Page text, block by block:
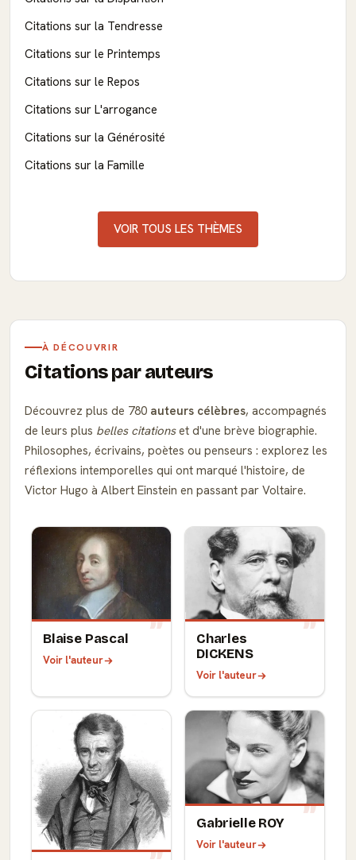
Citations sur la Tendresse
Citations sur le Printemps
Citations sur le Repos
Citations sur L'arrogance
Citations sur la Générosité
Citations sur la Famille
VOIR TOUS LES THÈMES
À DÉCOUVRIR
Citations par auteurs
Découvrez plus de 780 auteurs célèbres, accompagnés
de leurs plus belles citationset d'une brève biographie.
Philosophes, écrivains, poètes ou penseurs : explorez les
réflexions intemporelles qui ont marqué l'histoire, de
Victor Hugo à Albert Einstein en passant par Voltaire.
Blaise Pascal
Voir l'auteur
Charles
DICKENS
Voir l'auteur
Gabrielle ROY
Voir l'auteur